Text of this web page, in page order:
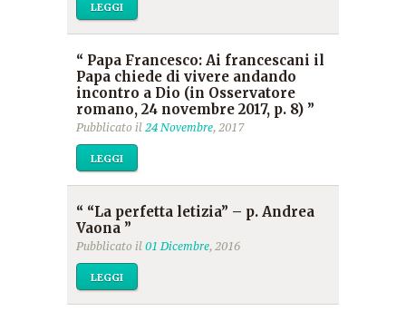
LEGGI
“ Papa Francesco: Ai francescani il
Papa chiede di vivere andando
incontro a Dio (in Osservatore
romano, 24 novembre 2017, p. 8) ”
Pubblicato il 24 Novembre, 2017
LEGGI
“ “La perfetta letizia” – p. Andrea
Vaona ”
Pubblicato il 01 Dicembre, 2016
LEGGI